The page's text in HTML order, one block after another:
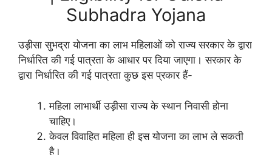
Subhadra Yojana
उड़ीसा सुभद्रा योजना का लाभ महिलाओं को राज्य सरकार के द्वारा
निर्धारित की गई पात्रता के आधार पर दिया जाएगा। सरकार के
द्वारा निर्धारित की गई पात्रता कुछ इस प्रकार हैं-
महिला लाभार्थी उड़ीसा राज्य के स्थान निवासी होना
चाहिए।
केवल विवाहित महिला ही इस योजना का लाभ ले सकती
है।